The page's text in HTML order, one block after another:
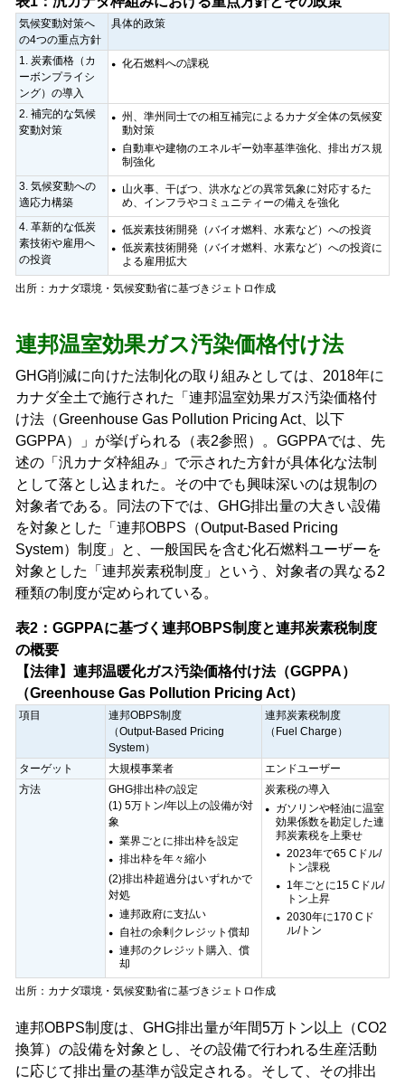
気候変動対策へ
の4つの重点方針
具体的政策
1. 炭素価格（カ
ーボンプライシ
ング）の導入
化石燃料への課税
2. 補完的な気候
変動対策
州、準州同士での相互補完によるカナダ全体の気候変
動対策
自動車や建物のエネルギー効率基準強化、排出ガス規
制強化
3. 気候変動への
適応力構築
山火事、干ばつ、洪水などの異常気象に対応するた
め、インフラやコミュニティーの備えを強化
4. 革新的な低炭
素技術や雇用へ
の投資
低炭素技術開発（バイオ燃料、水素など）への投資
低炭素技術開発（バイオ燃料、水素など）への投資に
よる雇用拡大
出所：カナダ環境・気候変動省に基づきジェトロ作成
連邦温室効果ガス汚染価格付け法
GHG削減に向けた法制化の取り組みとしては、2018年に
カナダ全土で施行された「連邦温室効果ガス汚染価格付
け法（Greenhouse Gas Pollution Pricing Act、以下
GGPPA）」が挙げられる（表2参照）。GGPPAでは、先
述の「汎カナダ枠組み」で示された方針が具体化な法制
として落とし込まれた。その中でも興味深いのは規制の
対象者である。同法の下では、GHG排出量の大きい設備
を対象とした「連邦OBPS（Output-Based Pricing
System）制度」と、一般国民を含む化石燃料ユーザーを
対象とした「連邦炭素税制度」という、対象者の異なる2
種類の制度が定められている。
表2：GGPPAに基づく連邦OBPS制度と連邦炭素税制度
の概要
【法律】連邦温暖化ガス汚染価格付け法（GGPPA）
（Greenhouse Gas Pollution Pricing Act）
項目
連邦OBPS制度
（Output-Based Pricing
System）
連邦炭素税制度
（Fuel Charge）
ターゲット 大規模事業者
エンドユーザー
方法
GHG排出枠の設定
(1) 5万トン/年以上の設備が対
象
業界ごとに排出枠を設定
排出枠を年々縮小
(2)排出枠超過分はいずれかで
対処
連邦政府に支払い
自社の余剰クレジット償却
連邦のクレジット購入、償
却
炭素税の導入
ガソリンや軽油に温室
効果係数を勘定した連
邦炭素税を上乗せ
2023年で65 Cドル/
トン課税
1年ごとに15 Cドル/
トン上昇
2030年に170 Cド
ル/トン
出所：カナダ環境・気候変動省に基づきジェトロ作成
連邦OBPS制度は、GHG排出量が年間5万トン以上（CO2
換算）の設備を対象とし、その設備で行われる生産活動
に応じて排出量の基準が設定される。そして、その排出